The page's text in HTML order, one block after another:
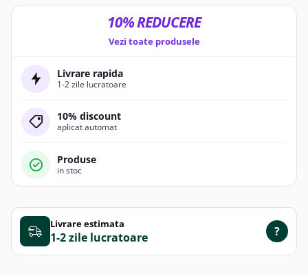
10% REDUCERE
Vezi toate produsele
Livrare rapida
1-2 zile lucratoare
10% discount
aplicat automat
Produse
in stoc
Livrare estimata
1-2 zile ?